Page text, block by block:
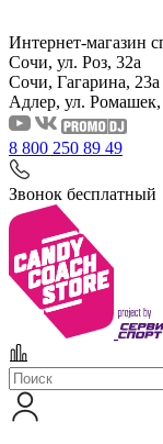
Интернет-магазин
Сочи, ул. Роз, 32а
Сочи, Гагарина, 23а
Адлер, ул.
8 800 250 89 49
Звонок бесплатный